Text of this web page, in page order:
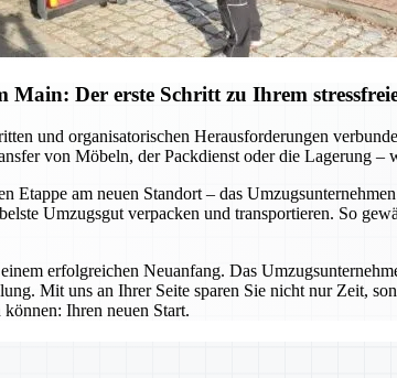
Der erste Schritt zu Ihrem
und organisatorischen Herausforderungen
von Möbeln, der Packdienst oder die Lagerung
Etappe am neuen Standort – das
Umzugsgut verpacken und transportieren. So
erfolgreichen Neuanfang. Das
Mit uns an Ihrer Seite sparen Sie nicht nur Zeit,
Ihren neuen Start.